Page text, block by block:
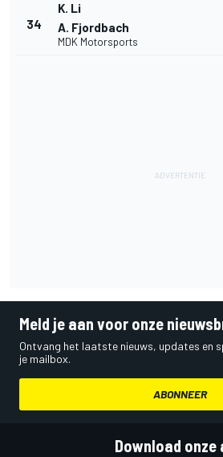
34
K. Li
A. Fjordbach
MDK Motorsports
Meld je aan voor onze
Ontvang het laatste nieuws, updates en
je mailbox.
ABONNEER
Download onze